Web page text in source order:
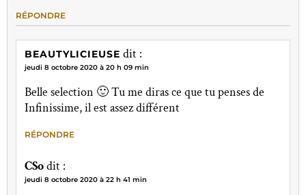
RÉPONDRE
BEAUTYLICIEUSE dit :
jeudi 8 octobre 2020 à 20 h 09 min
Belle selection 🙂 Tu me diras ce que tu penses de
Infinissime, il est assez différent
RÉPONDRE
CSodit :
jeudi 8 octobre 2020 à 22 h 41 min